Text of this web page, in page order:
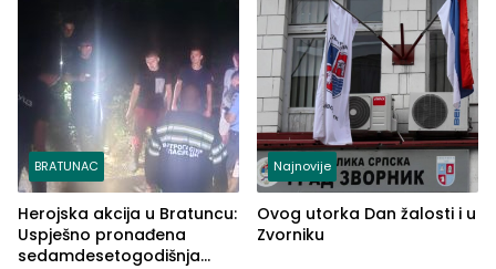
BRATUNAC
Herojska akcija u Bratuncu:
Uspješno pronađena
sedamdesetogodišnja
Najnovije
Ovog utorka Dan žalosti i u
Zvorniku